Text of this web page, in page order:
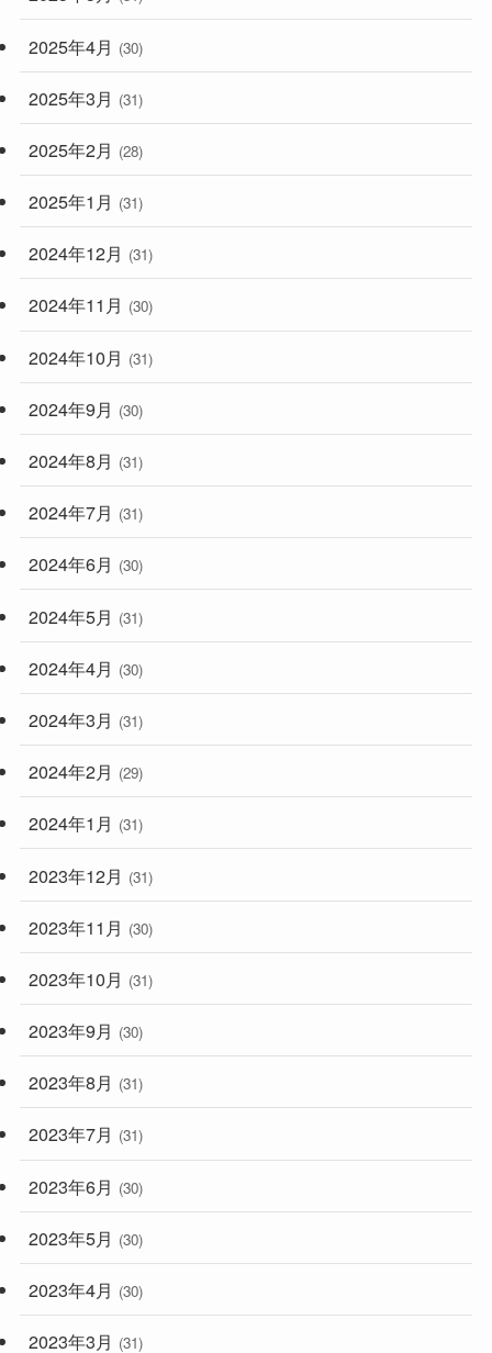
2025年4月 (30)
2025年3月 (31)
2025年2月 (28)
2025年1月 (31)
2024年12月 (31)
2024年11月 (30)
2024年10月 (31)
2024年9月 (30)
2024年8月 (31)
2024年7月 (31)
2024年6月 (30)
2024年5月 (31)
2024年4月 (30)
2024年3月 (31)
2024年2月 (29)
2024年1月 (31)
2023年12月 (31)
2023年11月 (30)
2023年10月 (31)
2023年9月 (30)
2023年8月 (31)
2023年7月 (31)
2023年6月 (30)
2023年5月 (30)
2023年4月 (30)
2023年3月 (31)